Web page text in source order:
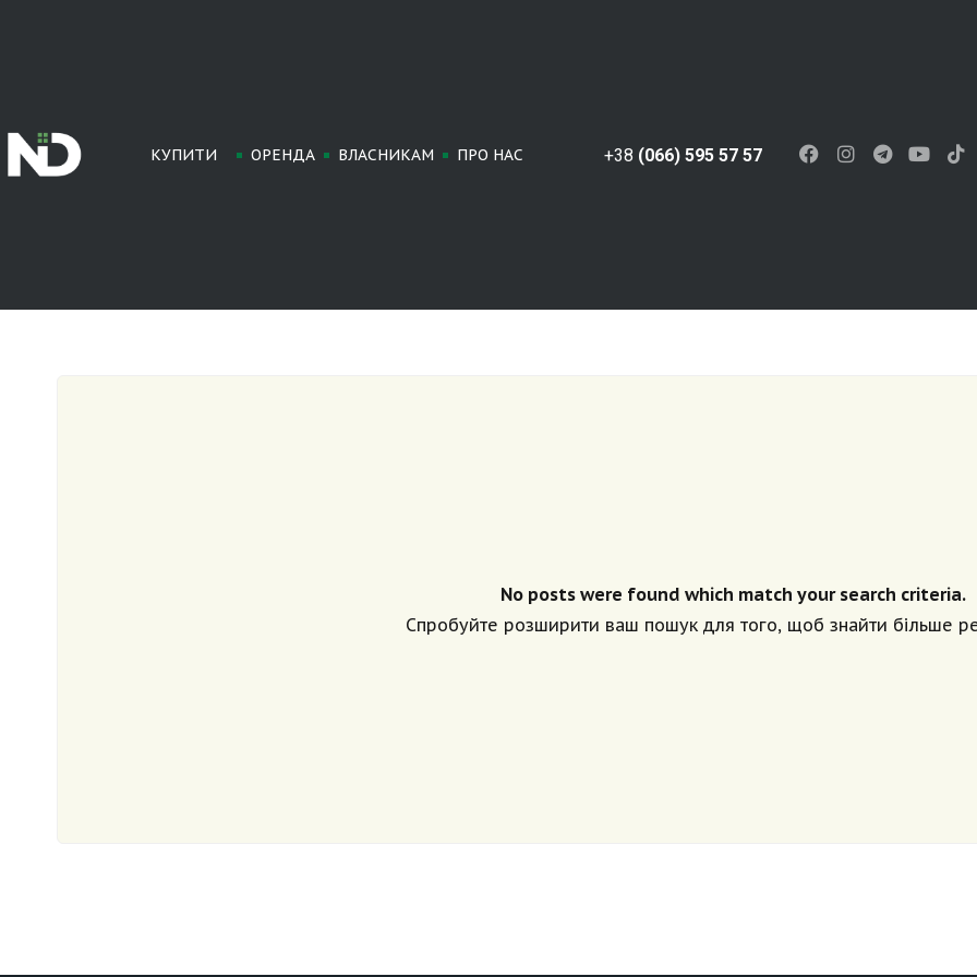
КУПИТИ ОРЕНДА ВЛАСНИКАМ ПРО НАС +38 (066) 595 57 57
No posts were found which match your search criteria.
Спробуйте розширити ваш пошук для того, щоб знайти більше